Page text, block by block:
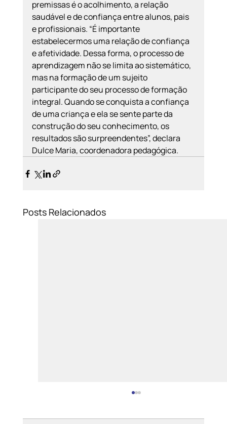
premissas é o acolhimento, a relação
saudável e de confiança entre alunos, pais
e profissionais. “É importante
estabelecermos uma relação de confiança
e afetividade. Dessa forma, o processo de
aprendizagem não se limita ao sistemático,
mas na formação de um sujeito
participante do seu processo de formação
integral. Quando se conquista a confiança
de uma criança e ela se sente parte da
construção do seu conhecimento, os
resultados são surpreendentes”, declara
Dulce Maria, coordenadora pedagógica.
Posts Relacionados